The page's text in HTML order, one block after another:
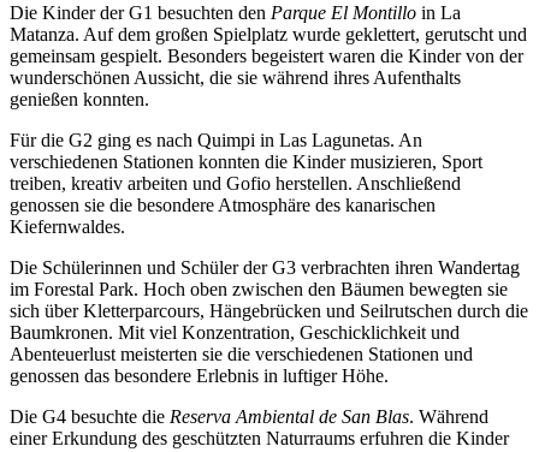
Die Kinder der G1 besuchten den Parque El Montillo in La
Matanza. Auf dem großen Spielplatz wurde geklettert, gerutscht und
gemeinsam gespielt. Besonders begeistert waren die Kinder von der
wunderschönen Aussicht, die sie während ihres Aufenthalts
genießen konnten.
Für die G2 ging es nach Quimpi in Las Lagunetas. An
verschiedenen Stationen konnten die Kinder musizieren, Sport
treiben, kreativ arbeiten und Gofio herstellen. Anschließend
genossen sie die besondere Atmosphäre des kanarischen
Kiefernwaldes.
Die Schülerinnen und Schüler der G3 verbrachten ihren Wandertag
im Forestal Park. Hoch oben zwischen den Bäumen bewegten sie
sich über Kletterparcours, Hängebrücken und Seilrutschen durch die
Baumkronen. Mit viel Konzentration, Geschicklichkeit und
Abenteuerlust meisterten sie die verschiedenen Stationen und
genossen das besondere Erlebnis in luftiger Höhe.
Die G4 besuchte die Reserva Ambiental de San Blas. Während
einer Erkundung des geschützten Naturraums erfuhren die Kinder